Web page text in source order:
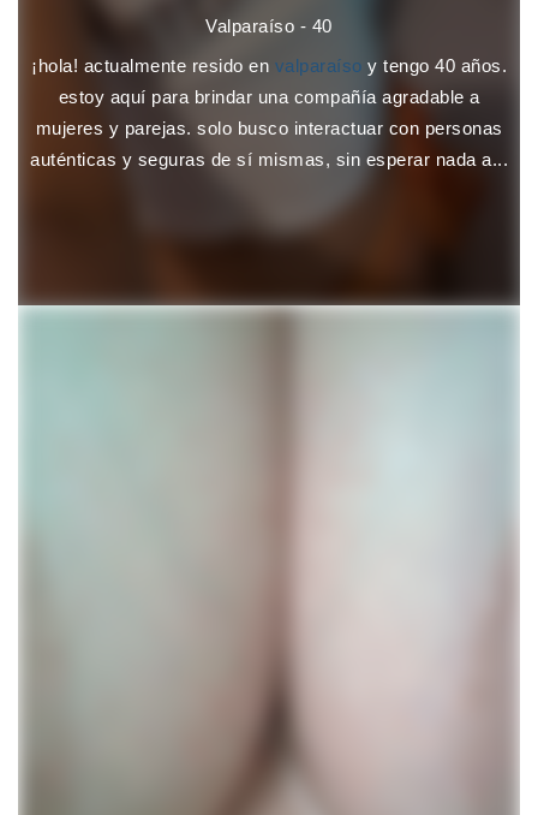
Valparaíso - 40
¡hola! actualmente resido en valparaíso y tengo 40 años.
estoy aquí para brindar una compañía agradable a
mujeres y parejas. solo busco interactuar con personas
auténticas y seguras de sí mismas, sin esperar nada a...